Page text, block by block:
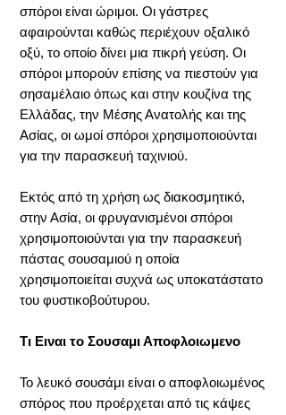
σπόροι είναι ώριμοι. Οι γάστρες
αφαιρούνται καθώς περιέχουν οξαλικό
οξύ, το οποίο δίνει μια πικρή γεύση. Οι
σπόροι μπορούν επίσης να πιεστούν για
σησαμέλαιο όπως και στην κουζίνα της
Ελλάδας, την Μέσης Ανατολής και της
Ασίας, οι ωμοί σπόροι χρησιμοποιούνται
για την παρασκευή ταχινιού.
Εκτός από τη χρήση ως διακοσμητικό,
στην Ασία, οι φρυγανισμένοι σπόροι
χρησιμοποιούνται για την παρασκευή
πάστας σουσαμιού η οποία
χρησιμοποιείται συχνά ως υποκατάστατο
του φυστικοβούτυρου.
Τι Ειναι το Σουσαμι Αποφλοιωμενο
Το λευκό σουσάμι είναι ο αποφλοιωμένος
σπόρος που προέρχεται από τις κάψες